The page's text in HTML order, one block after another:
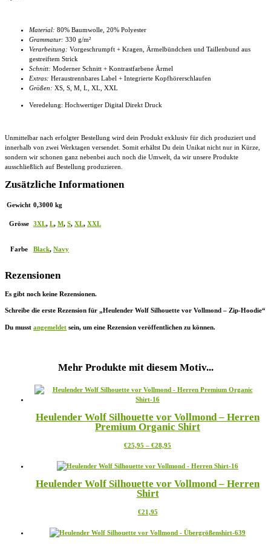
Material: 80% Baumwolle, 20% Polyester
Grammatur: 330 g/m²
Verarbeitung: Vorgeschrumpft + Kragen, Ärmelbündchen und Taillenbund aus
gestreiftem Strick
Schnitt: Moderner Schnitt + Kontrastfarbene Ärmel
Extras: Heraustrennbares Label + Integrierte Kopfhörerschlaufen
Größen: XS, S, M, L, XL, XXL
Veredelung: Hochwertiger Digital Direkt Druck
Unmittelbar nach erfolgter Bestellung wird dein Produkt exklusiv für dich produziert und
innerhalb von zwei Werktagen versendet. Somit erhältst Du dein Unikat nicht nur in Kürze,
sondern wir schonen ganz nebenbei auch noch die Umwelt, da wir unsere Produkte
ausschließlich auf Bestellung produzieren.
Zusätzliche Informationen
Gewicht 0,3000 kg
Grösse 3XL, L, M, S, XL, XXL
Farbe Black, Navy
Rezensionen
Es gibt noch keine Rezensionen.
Schreibe die erste Rezension für „Heulender Wolf Silhouette vor Vollmond – Zip-Hoodie“
Du musst angemeldet sein, um eine Rezension veröffentlichen zu können.
Mehr Produkte mit diesem Motiv...
Heulender Wolf Silhouette vor Vollmond – Herren
Premium Organic Shirt
€25,95 – €28,95
bis
weist
Varianten
auf
Heulender Wolf Silhouette vor Vollmond – Herren
Shirt
€21,95Dieses
weist